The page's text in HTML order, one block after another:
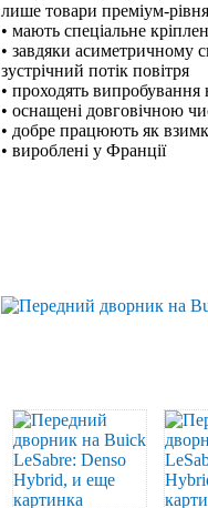
лише товари преміум-рівня
• мають спеціальне
• завдяки асиметричному
зустрічний потік повітря
• проходять
• оснащені довговічною
• добре працюють як
• вироблені у Франції